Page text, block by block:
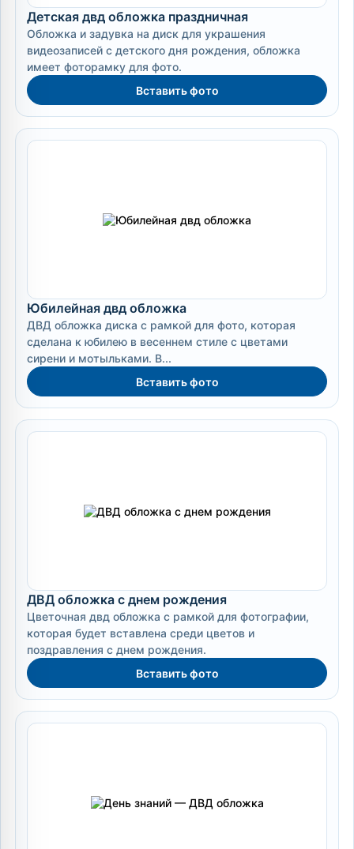
Детская двд обложка праздничная
Обложка и задувка на диск для украшения
видеозаписей с детского дня рождения, обложка
имеет фоторамку для фото.
Вставить фото
Юбилейная двд обложка
ДВД обложка диска с рамкой для фото, которая
сделана к юбилею в весеннем стиле с цветами
сирени и мотыльками. В...
Вставить фото
ДВД обложка с днем рождения
Цветочная двд обложка с рамкой для фотографии,
которая будет вставлена среди цветов и
поздравления с днем рождения.
Вставить фото